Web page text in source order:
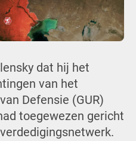
dat hij het
van het
Defensie (GUR)
toegewezen gericht